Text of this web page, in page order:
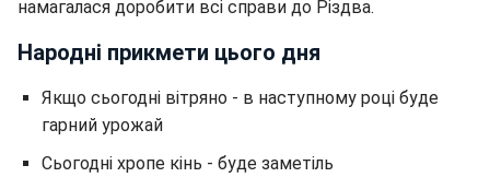
намагалася доробити всі справи до Різдва.
Народні прикмети цього дня
Якщо сьогодні вітряно - в наступному році буде
гарний урожай
Сьогодні хропе кінь - буде заметіль